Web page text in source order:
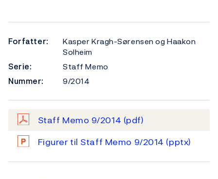
Forfatter:
Kasper Kragh-Sørensen og Haakon
Solheim
Serie:
Staff Memo
Nummer:
9/2014
Staff Memo 9/2014 (pdf)
Figurer til Staff Memo 9/2014 (pptx)